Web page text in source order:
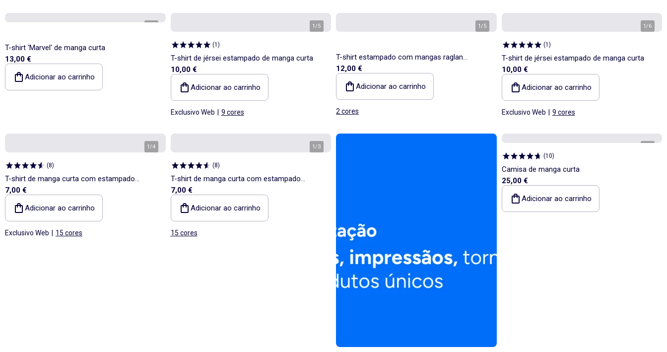
T-shirt 'Marvel' de manga curta
13,00 €
Adicionar ao carrinho
1/5
(1 )
T-shirt de jérsei estampado de manga curta
10,00 €
Adicionar ao carrinho
Exclusivo Web 9 cores
1/5
T-shirt estampado com mangas raglan
compridas
12,00 €
Adicionar ao carrinho
2 cores
1/6
(1 )
T-shirt de jérsei estampado de manga curta
10,00 €
Adicionar ao carrinho
Exclusivo Web 9 cores
1/4
(8)
T-shirt de manga curta com estampado
fantasia
7,00 €
Adicionar ao carrinho
Exclusivo Web 15 cores
1/3
(8)
T-shirt de manga curta com estampado
fantasia
7,00 €
Adicionar ao carrinho
15 cores
(10)
Camisa de manga curta
25,00 €
Adicionar ao carrinho